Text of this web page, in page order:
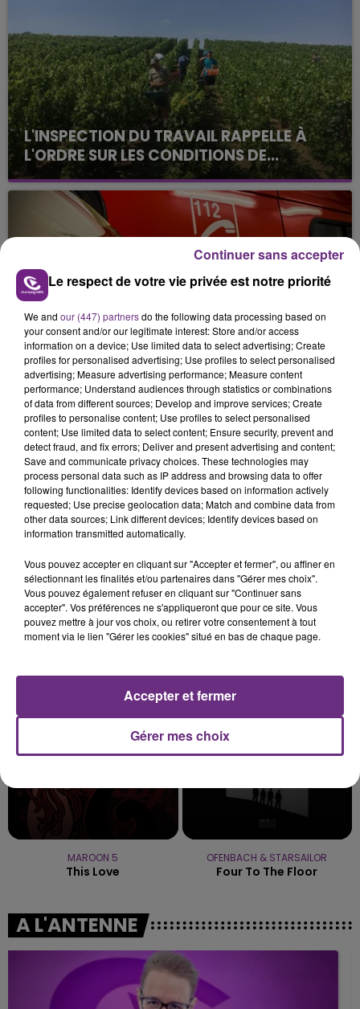
L'INSPECTION DU TRAVAIL RAPPELLE À
L'ORDRE SUR LES CONDITIONS DE...
Alors que les dates de début des vendange 2026
s'est avéré être plus précoce que prévu,
l'inspection du Travail en profite pour rappeler
les conditions de...
UN FEU DE REMORQUE BLOQUE LA
CIRCULATION DANS LES ARDENNES
Un feu de remorque s'est déclaré ce mercredi en
fin de matinée sur l'A34.
TITRES DIFFUSÉS
20h33
20h33
ALEX WARREN
20h30
20h30
JUNGELI & EMMA
MAROON 5
This Love
20h23
20h23
OFENBACH & STARSAILOR
Four To The Floor
A L'ANTENNE
Le respect de votre vie privée est notre priorité
We and our (447) partnersdo the following data processing based on
your consent and/or our legitimate interest: Store and/or access
information on a device; Use limited data to select advertising; Create
profiles for personalised advertising; Use profiles to select personalised
advertising; Measure advertising performance; Measure content
performance; Understand audiences through statistics or combinations
of data from different sources; Develop and improve services; Create
profiles to personalise content; Use profiles to select personalised
content; Use limited data to select content; Ensure security, prevent and
detect fraud, and fix errors; Deliver and present advertising and content;
Save and communicate privacy choices. These technologies may
process personal data such as IP address and browsing data to offer
following functionalities: Identify devices based on information actively
requested; Use precise geolocation data; Match and combine data from
other data sources; Link different devices; Identify devices based on
information transmitted automatically.
Vous pouvez accepter en cliquant sur "Accepter et fermer", ou affiner en
sélectionnant les finalités et/ou partenaires dans "Gérer mes choix".
Vous pouvez également refuser en cliquant sur "Continuer sans
accepter". Vos préférences ne s'appliqueront que pour ce site. Vous
pouvez mettre à jour vos choix, ou retirer votre consentement à tout
moment via le lien "Gérer les cookies" situé en bas de chaque page.
Gérer mes choix
Accepter et fermer
Continuer sans accepter